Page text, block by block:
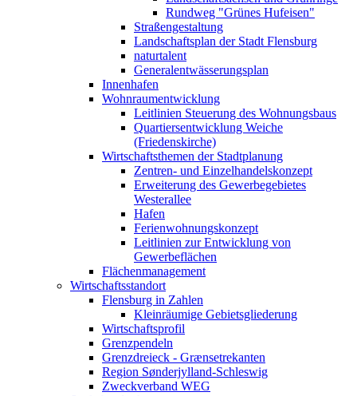
Rundweg "Grünes Hufeisen"
Straßengestaltung
Landschaftsplan der Stadt Flensburg
naturtalent
Generalentwässerungsplan
Innenhafen
Wohnraumentwicklung
Leitlinien Steuerung des Wohnungsbaus
Quartiersentwicklung Weiche
(Friedenskirche)
Wirtschaftsthemen der Stadtplanung
Zentren- und Einzelhandelskonzept
Erweiterung des Gewerbegebietes
Westerallee
Hafen
Ferienwohnungskonzept
Leitlinien zur Entwicklung von
Gewerbeflächen
Flächenmanagement
Wirtschaftsstandort
Flensburg in Zahlen
Kleinräumige Gebietsgliederung
Wirtschaftsprofil
Grenzpendeln
Grenzdreieck - Grænsetrekanten
Region Sønderjylland-Schleswig
Zweckverband WEG